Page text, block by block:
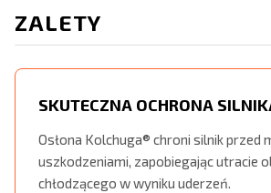
ZALETY
SKUTECZNA OCHRONA
Osłona Kolchuga® chroni silnik przed
uszkodzeniami, zapobiegając utracie
chłodzącego w wyniku uderzeń.